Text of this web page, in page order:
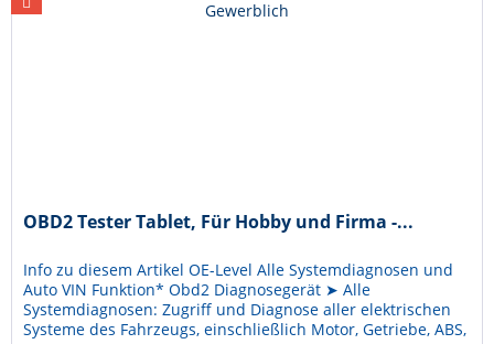
OBD2 Tester Tablet, Für Hobby und Firma -...
Info zu diesem Artikel OE-Level Alle Systemdiagnosen und
Auto VIN Funktion* Obd2 Diagnosegerät ➤ Alle
Systemdiagnosen: Zugriff und Diagnose aller elektrischen
Systeme des Fahrzeugs, einschließlich Motor, Getriebe, ABS,